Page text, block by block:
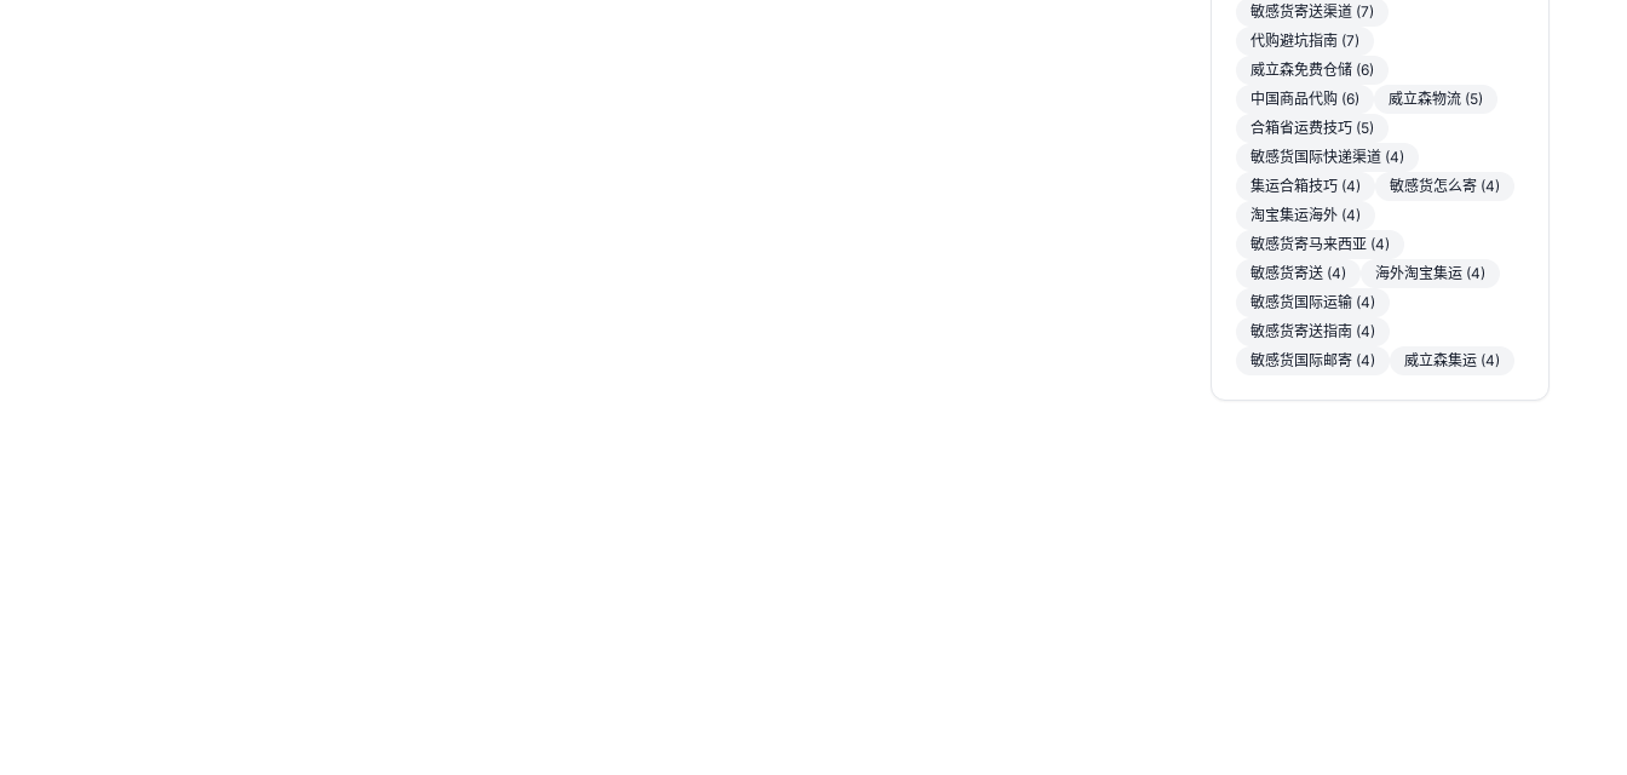
敏感货寄送渠道 (7)
代购避坑指南 (7)
威立森免费仓储 (6)
中国商品代购 (6)
威立森物流 (5)
合箱省运费技巧 (5)
敏感货国际快递渠道 (4)
集运合箱技巧 (4)
敏感货怎么寄 (4)
淘宝集运海外 (4)
敏感货寄马来西亚 (4)
敏感货寄送 (4)
海外淘宝集运 (4)
敏感货国际运输 (4)
敏感货寄送指南 (4)
敏感货国际邮寄 (4)
威立森集运 (4)